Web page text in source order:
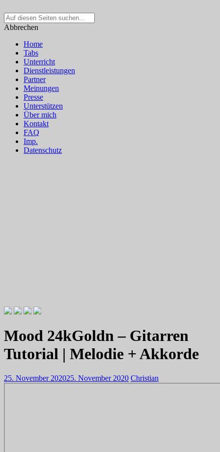
Suche
nach:
Abbrechen
Home
Tabs
Unterricht
Dienstleistungen
Partner
Meinungen
Presse
Unterstützen
Über mich
Kontakt
FAQ
Imp.
Datenschutz
Willkommen zu Christians How
To Plays
Mood 24kGoldn – Gitarren
Tutorial | Melodie + Akkorde
25. November 202025. November 2020 Christian